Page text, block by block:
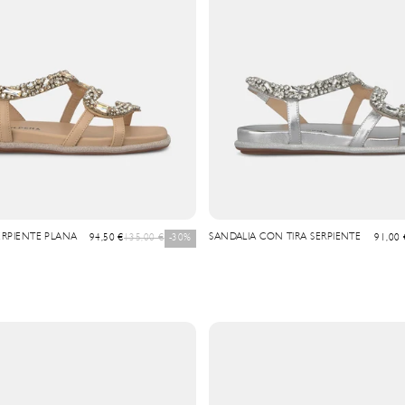
PLANA Prix de vente
94,50 €Prix normal
135,00 € -30% SANDALIA CON TIRA SERPIENTE Prix
91,00